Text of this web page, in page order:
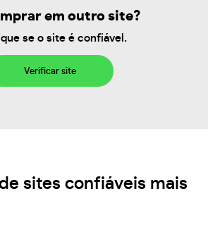
em outro site?
se o site é confiável.
Verificar site
sites confiáveis mais